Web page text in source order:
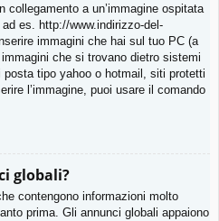
collegamento a un’immagine ospitata
es. http://www.indirizzo-del-
immagini che hai sul tuo PC (a
che si trovano dietro sistemi
tipo yahoo o hotmail, siti protetti
l’immagine, puoi usare il comando
globali?
contengono informazioni molto
prima. Gli annunci globali appaiono